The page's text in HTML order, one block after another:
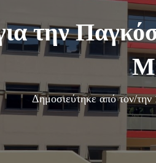
την
Δημοσιεύτηκε από τον/την